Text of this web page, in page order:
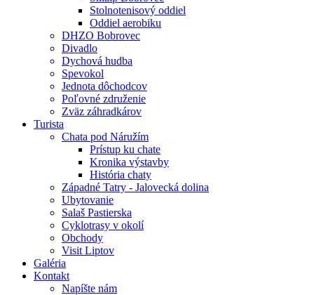
Stolnotenisový oddiel
Oddiel aerobiku
DHZO Bobrovec
Divadlo
Dychová hudba
Spevokol
Jednota dôchodcov
Poľovné združenie
Zväz záhradkárov
Turista
Chata pod Náružím
Prístup ku chate
Kronika výstavby
História chaty
Západné Tatry - Jalovecká dolina
Ubytovanie
Salaš Pastierska
Cyklotrasy v okolí
Obchody
Visit Liptov
Galéria
Kontakt
Napíšte nám